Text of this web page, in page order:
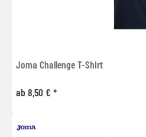
Joma Challenge T-Shirt
ab 8,50 € *